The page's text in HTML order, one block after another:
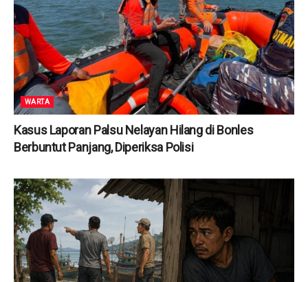
WARTA
Kasus Laporan Palsu Nelayan Hilang di Bonles
Berbuntut Panjang, Diperiksa Polisi